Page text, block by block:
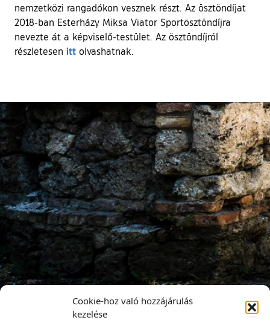
Cookie-hoz való hozzájárulás
kezelése
nemzetközi rangadókon vesznek részt. Az ösztöndíjat
2018-ban Esterházy Miksa Viator Sportösztöndíjra
nevezte át a képviselő-testület. Az ösztöndíjról
részletesen itt olvashatnak.